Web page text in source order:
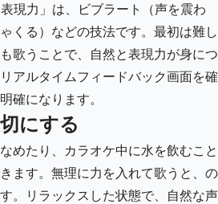
現力」は、ビブラート（声を震わ
くる）などの技法です。最初は難し
歌うことで、自然と表現力が身につ
アルタイムフィードバック画面を確
確になります。
にする
めたり、カラオケ中に水を飲むこと
ます。無理に力を入れて歌うと、の
。リラックスした状態で、自然な声